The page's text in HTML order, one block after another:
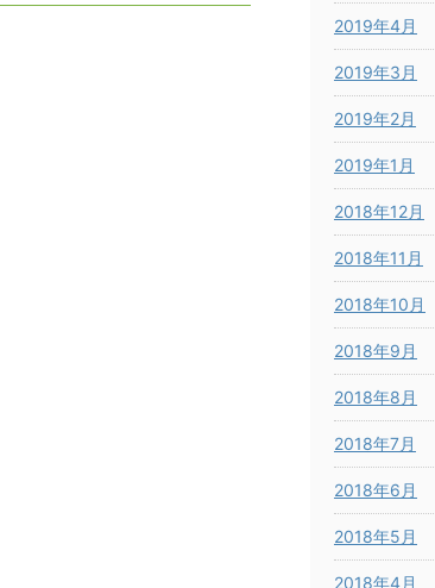
2019年4月
2019年3月
2019年2月
2019年1月
2018年12月
2018年11月
2018年10月
2018年9月
2018年8月
2018年7月
2018年6月
2018年5月
2018年4月